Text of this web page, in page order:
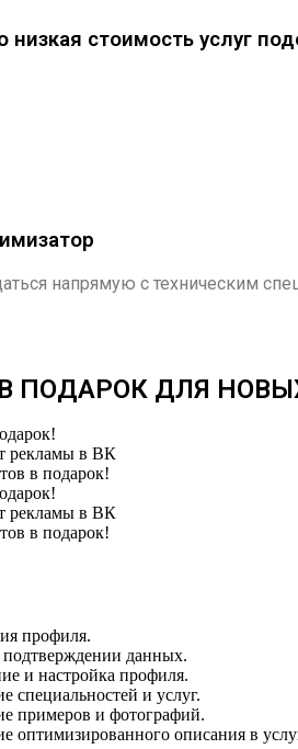
низкая стоимость услуг
напрямую с техническим
ПОДАРОК ДЛЯ
рекламы в ВК
в подарок!
рекламы в ВК
в подарок!
профиля.
данных.
и настройка профиля.
специальностей и услуг.
примеров и фотографий.
оптимизированного описания в